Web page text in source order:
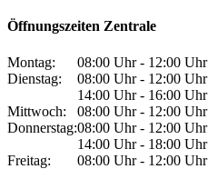
Öffnungszeiten Zentrale
Montag:
08:00 Uhr - 12:00 Uhr
Dienstag:
08:00 Uhr - 12:00 Uhr
14:00 Uhr - 16:00 Uhr
Mittwoch:
08:00 Uhr - 12:00 Uhr
Donnerstag:08:00 Uhr - 12:00 Uhr
14:00 Uhr - 18:00 Uhr
Freitag:
08:00 Uhr - 12:00 Uhr